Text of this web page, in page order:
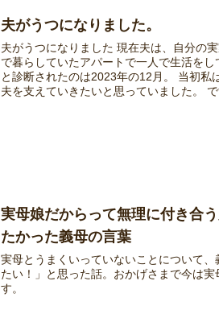
夫がうつになりました。
夫がうつになりました 現在夫は、自分の
で暮らしていたアパートで一人で生活をし
と診断されたのは2023年の12月。 当初私
夫を支えていきたいと思っていました。
実母娘だからって無理に付き合
たかった義母の言葉
実母とうまくいっていないことについて
たい！」と思った話。おかげさまで今は実
す。